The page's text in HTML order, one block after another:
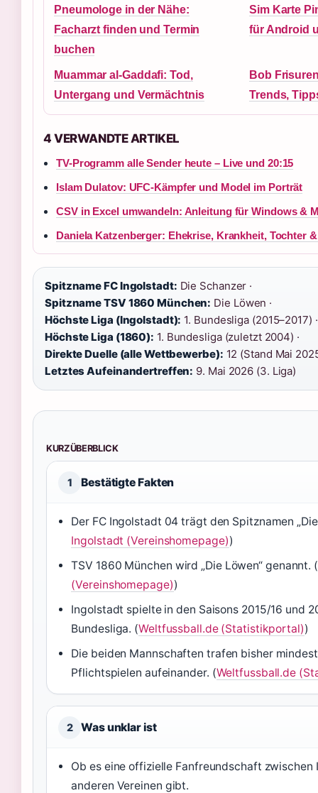
Pneumologe in der Nähe:
Facharzt finden und Termin
buchen
Sim Karte
für Android
Muammar al-Gaddafi: Tod,
Untergang und Vermächtnis
Bob
Trends,
4 VERWANDTE ARTIKEL
TV-Programm alle Sender heute – Live und 20:15
Islam Dulatov: UFC-Kämpfer und Model im Porträt
CSV in Excel umwandeln: Anleitung für Windows &
Daniela Katzenberger: Ehekrise, Krankheit, Tochter
Spitzname FC Ingolstadt: Die Schanzer ·
Spitzname TSV 1860 München: Die Löwen ·
Höchste Liga (Ingolstadt): 1. Bundesliga (2015–2017) ·
Höchste Liga (1860): 1. Bundesliga (zuletzt 2004) ·
Direkte Duelle (alle Wettbewerbe): 12 (Stand Mai
Letztes Aufeinandertreffen: 9. Mai 2026 (3. Liga)
KURZÜBERBLICK
1 Bestätigte Fakten
Der FC Ingolstadt 04 trägt den Spitznamen
Ingolstadt (Vereinshomepage))
TSV 1860 München wird „Die Löwen“ genannt. (
(Vereinshomepage))
Ingolstadt spielte in den Saisons 2015/16 und
Bundesliga. (Weltfussball.de (Statistikportal))
Die beiden Mannschaften trafen bisher
Pflichtspielen aufeinander. (Weltfussball.de
2 Was unklar ist
Ob es eine offizielle Fanfreundschaft zwischen
anderen Vereinen gibt.